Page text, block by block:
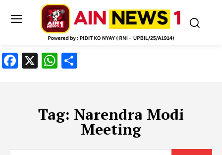
Facebook
X WhatsApp
Tag: Narendra Modi
Meeting